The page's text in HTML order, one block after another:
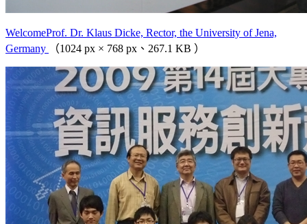
WelcomeProf. Dr. Klaus Dicke, Rector, the University of Jena,
Germany
（1024 px × 768 px、267.1 KB ）